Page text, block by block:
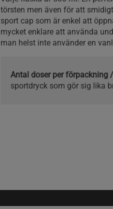
törsten men även för att
sport cap som är enkel att
mycket enklare att använda
man helst inte använder en
Antal doser per förpackning
sportdryck som gör sig lika